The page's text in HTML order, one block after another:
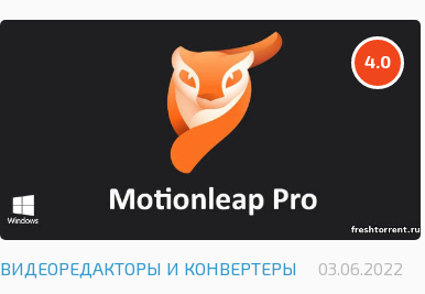
4.0
ВИДЕОРЕДАКТОРЫ И КОНВЕРТЕРЫ 03.06.2022